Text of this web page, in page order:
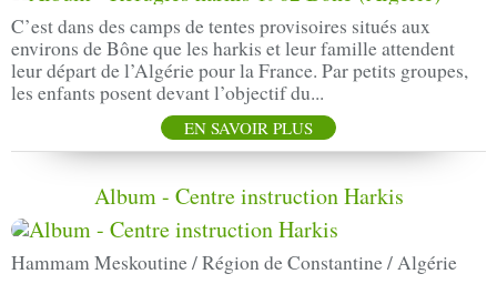
C’est dans des camps de tentes provisoires situés aux
environs de Bône que les harkis et leur famille attendent
leur départ de l’Algérie pour la France. Par petits groupes,
les enfants posent devant l’objectif du...
EN SAVOIR PLUS
Album - Centre instruction Harkis
Hammam Meskoutine / Région de Constantine / Algérie